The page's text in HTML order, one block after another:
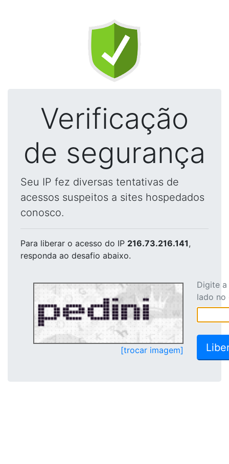
Verificação
de segurança
Seu IP fez diversas tentativas de
acessos suspeitos a sites hospedados
conosco.
Para liberar o acesso do IP 216.73.216.141,
responda ao desafio abaixo.
[trocar imagem]
Digite
lado no